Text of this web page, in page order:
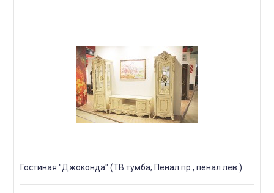
Гостиная "Джоконда" (ТВ тумба; Пенал пр., пенал лев.)